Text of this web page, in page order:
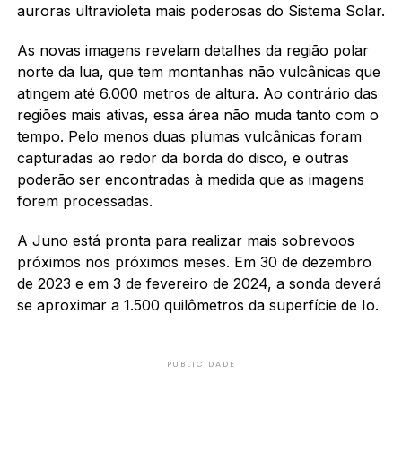
auroras ultravioleta mais poderosas do Sistema Solar.
As novas imagens revelam detalhes da região polar
norte da lua, que tem montanhas não vulcânicas que
atingem até 6.000 metros de altura. Ao contrário das
regiões mais ativas, essa área não muda tanto com o
tempo. Pelo menos duas plumas vulcânicas foram
capturadas ao redor da borda do disco, e outras
poderão ser encontradas à medida que as imagens
forem processadas.
A Juno está pronta para realizar mais sobrevoos
próximos nos próximos meses. Em 30 de dezembro
de 2023 e em 3 de fevereiro de 2024, a sonda deverá
se aproximar a 1.500 quilômetros da superfície de Io.
PUBLICIDADE